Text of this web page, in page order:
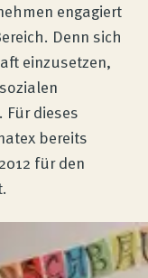
engagiert
Denn sich
einzusetzen,
dieses
bereits
für den